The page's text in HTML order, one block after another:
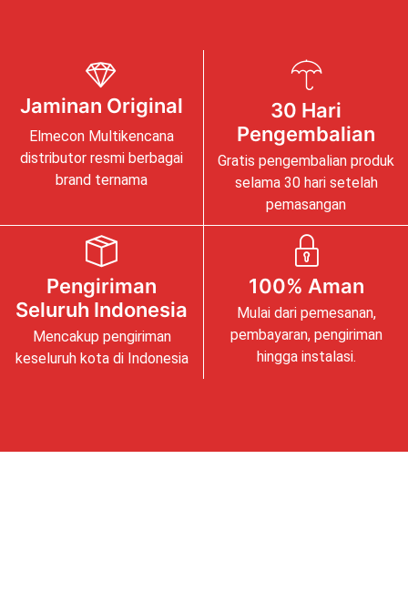
Jaminan Original
Elmecon Multikencana
distributor resmi berbagai
brand ternama
30 Hari
Pengembalian
Gratis pengembalian produk
selama 30 hari setelah
pemasangan
Pengiriman
Seluruh Indonesia
Mencakup pengiriman
keseluruh kota di Indonesia
100% Aman
Mulai dari pemesanan,
pembayaran, pengiriman
hingga instalasi.